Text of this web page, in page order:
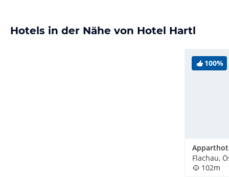
Hotels in der Nähe von Hotel Hartl
100%
Flachau,
102m